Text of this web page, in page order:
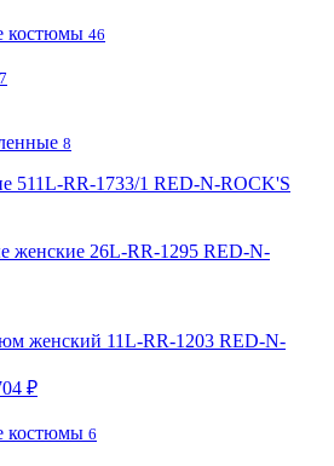
костюмы 46
8
511L-RR-1733/1 RED-N-ROCK'S
женские 26L-RR-1295 RED-N-
женский 11L-RR-1203 RED-N-
₽
костюмы 6